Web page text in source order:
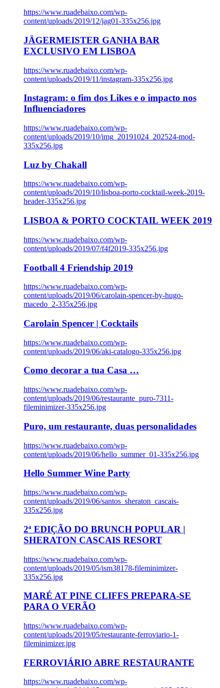
https://www.ruadebaixo.com/wp-
content/uploads/2019/12/jag01-335x256.jpg
JÄGERMEISTER GANHA BAR
EXCLUSIVO EM LISBOA
https://www.ruadebaixo.com/wp-
content/uploads/2019/11/instagram-335x256.jpg
Instagram: o fim dos Likes e o impacto nos
Influenciadores
https://www.ruadebaixo.com/wp-
content/uploads/2019/10/img_20191024_202524-mod-
335x256.jpg
Luz by Chakall
https://www.ruadebaixo.com/wp-
content/uploads/2019/10/lisboa-porto-cocktail-week-2019-
header-335x256.jpg
LISBOA & PORTO COCKTAIL WEEK 2019
https://www.ruadebaixo.com/wp-
content/uploads/2019/07/f4f2019-335x256.jpg
Football 4 Friendship 2019
https://www.ruadebaixo.com/wp-
content/uploads/2019/06/carolain-spencer-by-hugo-
macedo_2-335x256.jpg
Carolain Spencer | Cocktails
https://www.ruadebaixo.com/wp-
content/uploads/2019/06/aki-catalogo-335x256.jpg
Como decorar a tua Casa …
https://www.ruadebaixo.com/wp-
content/uploads/2019/06/restaurante_puro-7311-
fileminimizer-335x256.jpg
Puro, um restaurante, duas personalidades
https://www.ruadebaixo.com/wp-
content/uploads/2019/06/hello_summer_01-335x256.jpg
Hello Summer Wine Party
https://www.ruadebaixo.com/wp-
content/uploads/2019/06/santos_sheraton_cascais-
335x256.jpg
2ª EDIÇÃO DO BRUNCH POPULAR |
SHERATON CASCAIS RESORT
https://www.ruadebaixo.com/wp-
content/uploads/2019/05/ism38178-fileminimizer-
335x256.jpg
MARÉ AT PINE CLIFFS PREPARA-SE
PARA O VERÃO
https://www.ruadebaixo.com/wp-
content/uploads/2019/05/restaurante-ferroviario-1-
fileminimizer.jpg
FERROVIÁRIO ABRE RESTAURANTE
https://www.ruadebaixo.com/wp-